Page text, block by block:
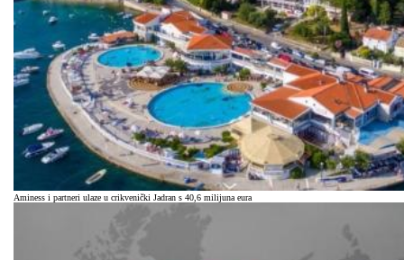
Aminess i partneri ulaze u crikvenički Jadran s 40,6 milijuna eura